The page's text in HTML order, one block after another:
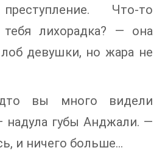
Что-то
лихорадка? — она
девушки, но жара не
вы много видели
надула губы Анджали. —
и ничего больше…